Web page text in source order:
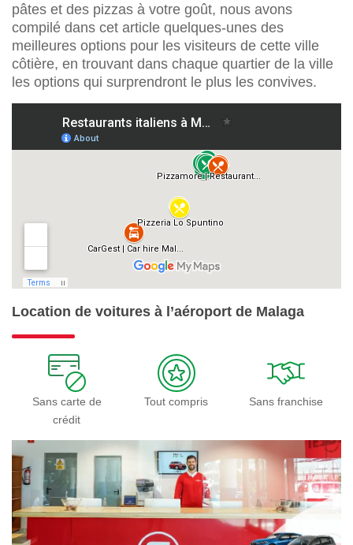
pâtes et des pizzas à votre goût, nous avons
compilé dans cet article quelques-unes des
meilleures options pour les visiteurs de cette ville
côtière, en trouvant dans chaque quartier de la ville
les options qui surprendront le plus les convives.
Location de voitures à l’aéroport de Malaga
Sans carte de
crédit
Tout compris Sans franchise